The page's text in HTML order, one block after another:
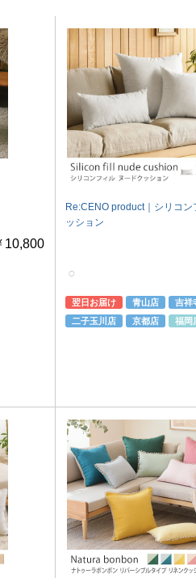
10,800
Re:CENO product｜シリコ
ッション
○
翌日お届け 青山店
吉祥
二子玉川店
京都店 福岡